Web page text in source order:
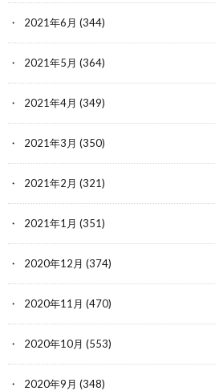
2021年6月 (344)
2021年5月 (364)
2021年4月 (349)
2021年3月 (350)
2021年2月 (321)
2021年1月 (351)
2020年12月 (374)
2020年11月 (470)
2020年10月 (553)
2020年9月 (348)